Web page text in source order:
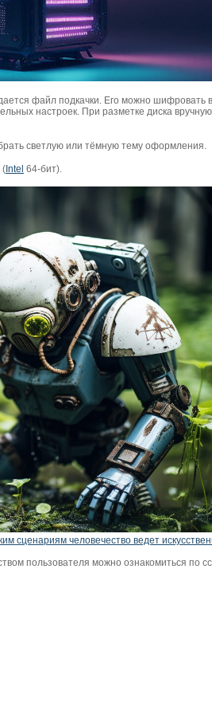
файл подкачки. Его можно шифровать
настроек. При разметке диска
светлую или тёмную тему оформления.
(Intel 64-бит).
сценариям человечество ведет
пользователя можно ознакомиться по